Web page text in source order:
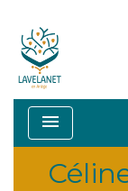
menu